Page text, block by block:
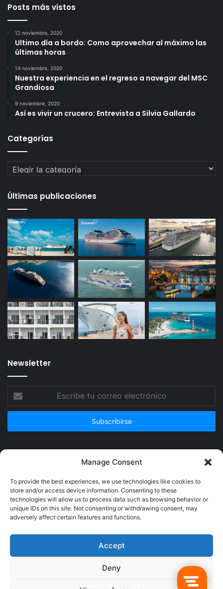
Manage Consent
To provide the best experiences, we use technologies like cookies to
store and/or access device information. Consenting to these
technologies will allow us to process data such as browsing behavior or
unique IDs on this site. Not consenting or withdrawing consent, may
adversely affect certain features and functions.
Accept
Deny
Posts más vistos
12 noviembre, 2020
Ultimo día a bordo: Como aprovechar al máximo las
últimas horas
14 noviembre, 2020
Nuestra experiencia en el regreso a navegar del MSC
Grandiosa
9 noviembre, 2020
Así es vivir un crucero: Entrevista a Silvia Gallardo
Categorías
Categorías
Últimas publicaciones
Newsletter
correo
© Copyright 2026, Todos los derechos reservados @Crucerum |